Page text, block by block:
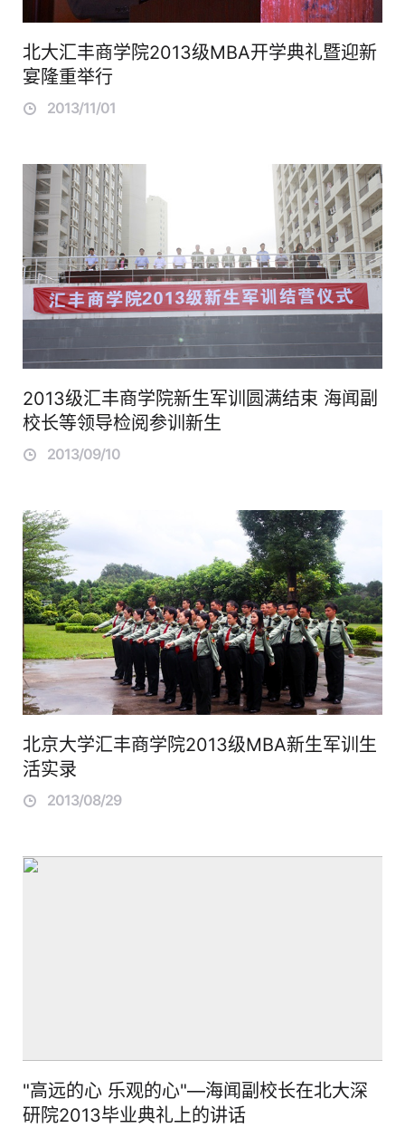
北大汇丰商学院2013级MBA开学典礼暨迎新
宴隆重举行
2013/11/01
2013级汇丰商学院新生军训圆满结束 海闻副
校长等领导检阅参训新生
2013/09/10
北京大学汇丰商学院2013级MBA新生军训生
活实录
2013/08/29
"高远的心 乐观的心"—海闻副校长在北大深
研院2013毕业典礼上的讲话